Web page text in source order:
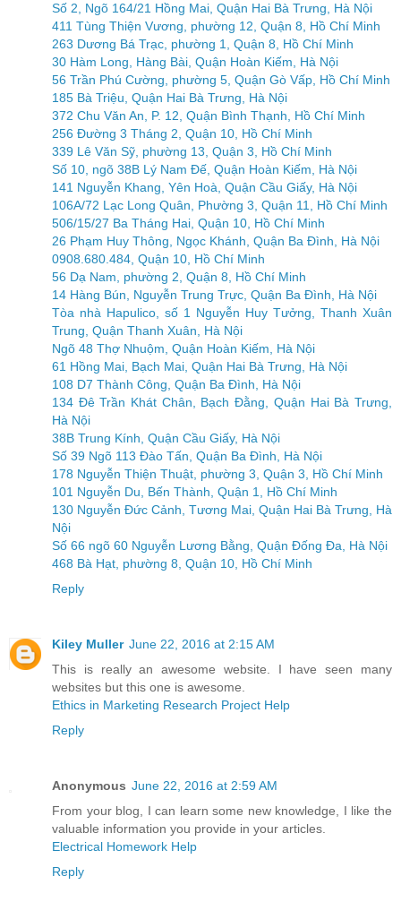
Số 2, Ngõ 164/21 Hồng Mai, Quận Hai Bà Trưng, Hà Nội
411 Tùng Thiện Vương, phường 12, Quận 8, Hồ Chí Minh
263 Dương Bá Trạc, phường 1, Quận 8, Hồ Chí Minh
30 Hàm Long, Hàng Bài, Quận Hoàn Kiếm, Hà Nội
56 Trần Phú Cường, phường 5, Quận Gò Vấp, Hồ Chí Minh
185 Bà Triệu, Quận Hai Bà Trưng, Hà Nội
372 Chu Văn An, P. 12, Quận Bình Thạnh, Hồ Chí Minh
256 Đường 3 Tháng 2, Quận 10, Hồ Chí Minh
339 Lê Văn Sỹ, phường 13, Quận 3, Hồ Chí Minh
Số 10, ngõ 38B Lý Nam Đế, Quận Hoàn Kiếm, Hà Nội
141 Nguyễn Khang, Yên Hoà, Quận Cầu Giấy, Hà Nội
106A/72 Lạc Long Quân, Phường 3, Quận 11, Hồ Chí Minh
506/15/27 Ba Tháng Hai, Quận 10, Hồ Chí Minh
26 Phạm Huy Thông, Ngọc Khánh, Quận Ba Đình, Hà Nội
0908.680.484, Quận 10, Hồ Chí Minh
56 Dạ Nam, phường 2, Quận 8, Hồ Chí Minh
14 Hàng Bún, Nguyễn Trung Trực, Quận Ba Đình, Hà Nội
Tòa nhà Hapulico, số 1 Nguyễn Huy Tưởng, Thanh Xuân
Trung, Quận Thanh Xuân, Hà Nội
Ngõ 48 Thợ Nhuộm, Quận Hoàn Kiếm, Hà Nội
61 Hồng Mai, Bạch Mai, Quận Hai Bà Trưng, Hà Nội
108 D7 Thành Công, Quận Ba Đình, Hà Nội
134 Đê Trần Khát Chân, Bạch Đằng, Quận Hai Bà Trưng,
Hà Nội
38B Trung Kính, Quận Cầu Giấy, Hà Nội
Số 39 Ngõ 113 Đào Tấn, Quận Ba Đình, Hà Nội
178 Nguyễn Thiện Thuật, phường 3, Quận 3, Hồ Chí Minh
101 Nguyễn Du, Bến Thành, Quận 1, Hồ Chí Minh
130 Nguyễn Đức Cảnh, Tương Mai, Quận Hai Bà Trưng, Hà
Nội
Số 66 ngõ 60 Nguyễn Lương Bằng, Quận Đống Đa, Hà Nội
468 Bà Hạt, phường 8, Quận 10, Hồ Chí Minh
Reply
Kiley Muller June 22, 2016 at 2:15 AM
This is really an awesome website. I have seen many
websites but this one is awesome.
Ethics in Marketing Research Project Help
Reply
Anonymous June 22, 2016 at 2:59 AM
From your blog, I can learn some new knowledge, I like the
valuable information you provide in your articles.
Electrical Homework Help
Reply